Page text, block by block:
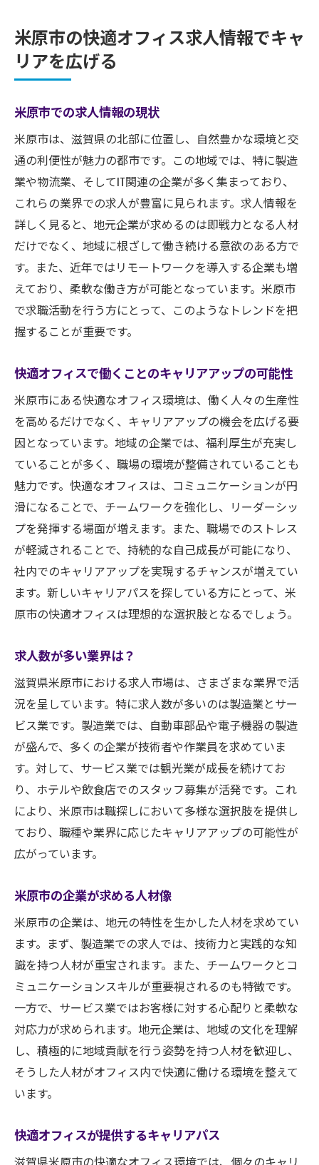
米原市の快適オフィス求人情報でキャ
リアを広げる
米原市での求人情報の現状
米原市は、滋賀県の北部に位置し、自然豊かな環境と交
通の利便性が魅力の都市です。この地域では、特に製造
業や物流業、そしてIT関連の企業が多く集まっており、
これらの業界での求人が豊富に見られます。求人情報を
詳しく見ると、地元企業が求めるのは即戦力となる人材
だけでなく、地域に根ざして働き続ける意欲のある方で
す。また、近年ではリモートワークを導入する企業も増
えており、柔軟な働き方が可能となっています。米原市
で求職活動を行う方にとって、このようなトレンドを把
握することが重要です。
快適オフィスで働くことのキャリアアップの可能性
米原市にある快適なオフィス環境は、働く人々の生産性
を高めるだけでなく、キャリアアップの機会を広げる要
因となっています。地域の企業では、福利厚生が充実し
ていることが多く、職場の環境が整備されていることも
魅力です。快適なオフィスは、コミュニケーションが円
滑になることで、チームワークを強化し、リーダーシッ
プを発揮する場面が増えます。また、職場でのストレス
が軽減されることで、持続的な自己成長が可能になり、
社内でのキャリアアップを実現するチャンスが増えてい
ます。新しいキャリアパスを探している方にとって、米
原市の快適オフィスは理想的な選択肢となるでしょう。
求人数が多い業界は？
滋賀県米原市における求人市場は、さまざまな業界で活
況を呈しています。特に求人数が多いのは製造業とサー
ビス業です。製造業では、自動車部品や電子機器の製造
が盛んで、多くの企業が技術者や作業員を求めていま
す。対して、サービス業では観光業が成長を続けてお
り、ホテルや飲食店でのスタッフ募集が活発です。これ
により、米原市は職探しにおいて多様な選択肢を提供し
ており、職種や業界に応じたキャリアアップの可能性が
広がっています。
米原市の企業が求める人材像
米原市の企業は、地元の特性を生かした人材を求めてい
ます。まず、製造業での求人では、技術力と実践的な知
識を持つ人材が重宝されます。また、チームワークとコ
ミュニケーションスキルが重要視されるのも特徴です。
一方で、サービス業ではお客様に対する心配りと柔軟な
対応力が求められます。地元企業は、地域の文化を理解
し、積極的に地域貢献を行う姿勢を持つ人材を歓迎し、
そうした人材がオフィス内で快適に働ける環境を整えて
います。
快適オフィスが提供するキャリアパス
滋賀県米原市の快適なオフィス環境では、個々のキャリ